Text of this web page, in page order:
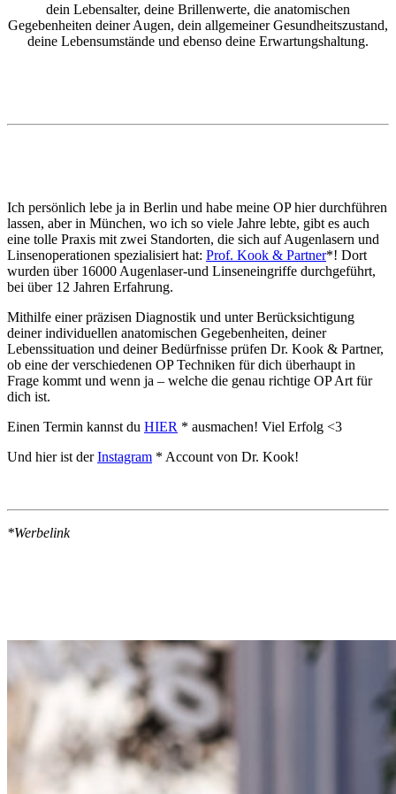
dein Lebensalter, deine Brillenwerte, die anatomischen
Gegebenheiten deiner Augen, dein allgemeiner Gesundheitszustand,
deine Lebensumstände und ebenso deine Erwartungshaltung.
Ich persönlich lebe ja in Berlin und habe meine OP hier durchführen
lassen, aber in München, wo ich so viele Jahre lebte, gibt es auch
eine tolle Praxis mit zwei Standorten, die sich auf Augenlasern und
Linsenoperationen spezialisiert hat: Prof. Kook & Partner*! Dort
wurden über 16000 Augenlaser-und Linseneingriffe durchgeführt,
bei über 12 Jahren Erfahrung.
Mithilfe einer präzisen Diagnostik und unter Berücksichtigung
deiner individuellen anatomischen Gegebenheiten, deiner
Lebenssituation und deiner Bedürfnisse prüfen Dr. Kook & Partner,
ob eine der verschiedenen OP Techniken für dich überhaupt in
Frage kommt und wenn ja – welche die genau richtige OP Art für
dich ist.
Einen Termin kannst du HIER * ausmachen! Viel Erfolg <3
Und hier ist derInstagram * Account von Dr. Kook!
*Werbelink